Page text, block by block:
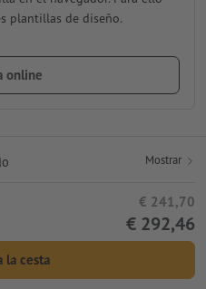
plantillas de diseño.
online
Mostrar
€ 241,70
€ 292,46
la cesta